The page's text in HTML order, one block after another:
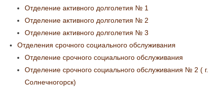
Отделение активного долголетия № 1
Отделение активного долголетия № 2
Отделение активного долголетия № 3
Отделения срочного социального обслуживания
Отделение срочного социального обслуживания
Отделение срочного социального обслуживания № 2 ( г.
Солнечногорск)